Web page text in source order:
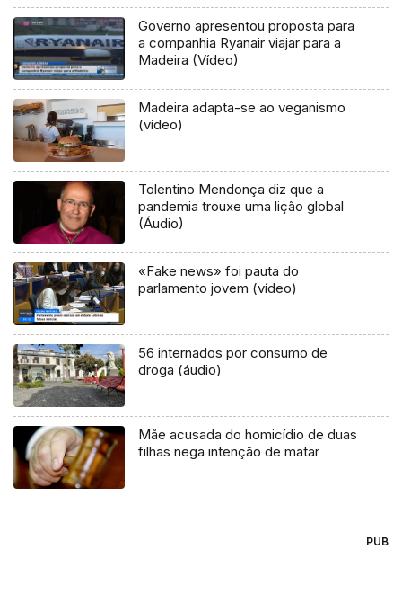
Governo apresentou proposta para
a companhia Ryanair viajar para a
Madeira (Vídeo)
Madeira adapta-se ao veganismo
(vídeo)
Tolentino Mendonça diz que a
pandemia trouxe uma lição global
(Áudio)
«Fake news» foi pauta do
parlamento jovem (vídeo)
56 internados por consumo de
droga (áudio)
Mãe acusada do homicídio de duas
filhas nega intenção de matar
PUB